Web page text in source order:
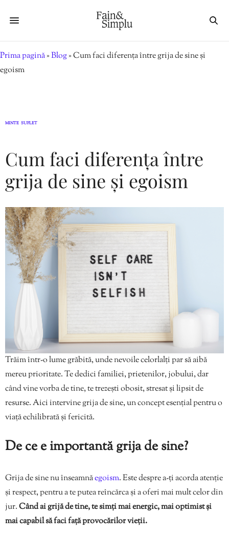
Prima pagină»Blog»Cum faci diferența între grija de sine și
egoism
MINTE SUFLET
Cum faci diferența între
grija de sine și egoism
Trăim într-o lume grăbită, unde nevoile celorlalți par să aibă
mereu prioritate. Te dedici familiei, prietenilor, jobului, dar
când vine vorba de tine, te trezești obosit, stresat și lipsit de
resurse. Aici intervine grija de sine, un concept esențial pentru o
viață echilibrată și fericită.
De ce e importantă grija de sine?
Grija de sine nu înseamnăegoism. Este despre a-ți acorda atenție
și respect, pentru a te putea reîncărca și a oferi mai mult celor din
jur.Când ai grijă de tine, te simți mai energic, mai optimist și
mai capabil să faci față provocărilor vieții.